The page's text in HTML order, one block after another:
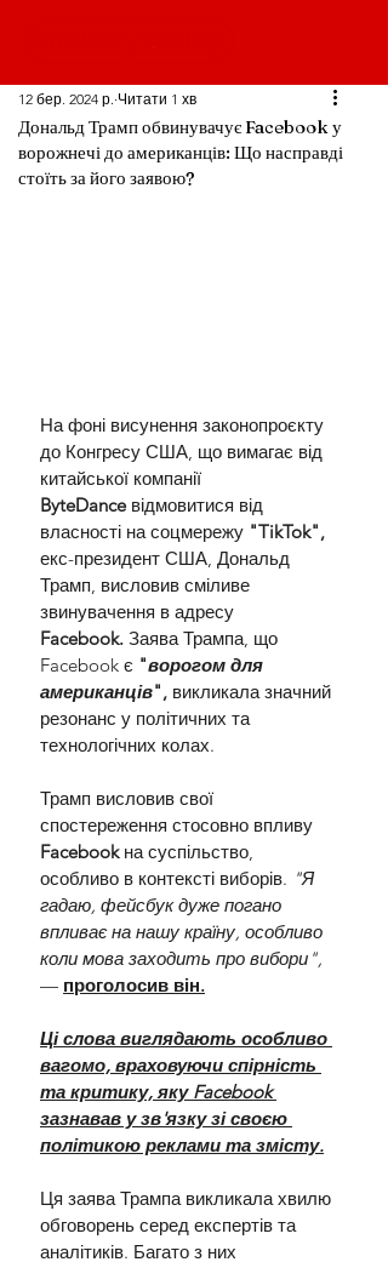
Дональд Трамп обвинувачує Facebook у
ворожнечі до американців: Що насправді
стоїть за його заявою?
12 бер. 2024 р. Читати 1 хв
На фоні висунення законопроєкту
до Конгресу США, що вимагає від
китайської компанії
ByteDance відмовитися від
власності на соцмережу "TikTok",
екс-президент США, Дональд
Трамп, висловив сміливе
звинувачення в адресу
Facebook. Заява Трампа, що
Facebook є "ворогом для
американців", викликала значний
резонанс у політичних та
технологічних колах.
Трамп висловив свої
спостереження стосовно впливу
Facebook на суспільство,
особливо в контексті виборів. "Я
гадаю, фейсбук дуже погано
впливає на нашу країну, особливо
коли мова заходить про вибори",
— проголосив він.
Ці слова виглядають особливо
вагомо, враховуючи спірність
та критику, яку Facebook
зазнавав у зв'язку зі своєю
політикою реклами та змісту.
Ця заява Трампа викликала хвилю
обговорень серед експертів та
аналітиків. Багато з них